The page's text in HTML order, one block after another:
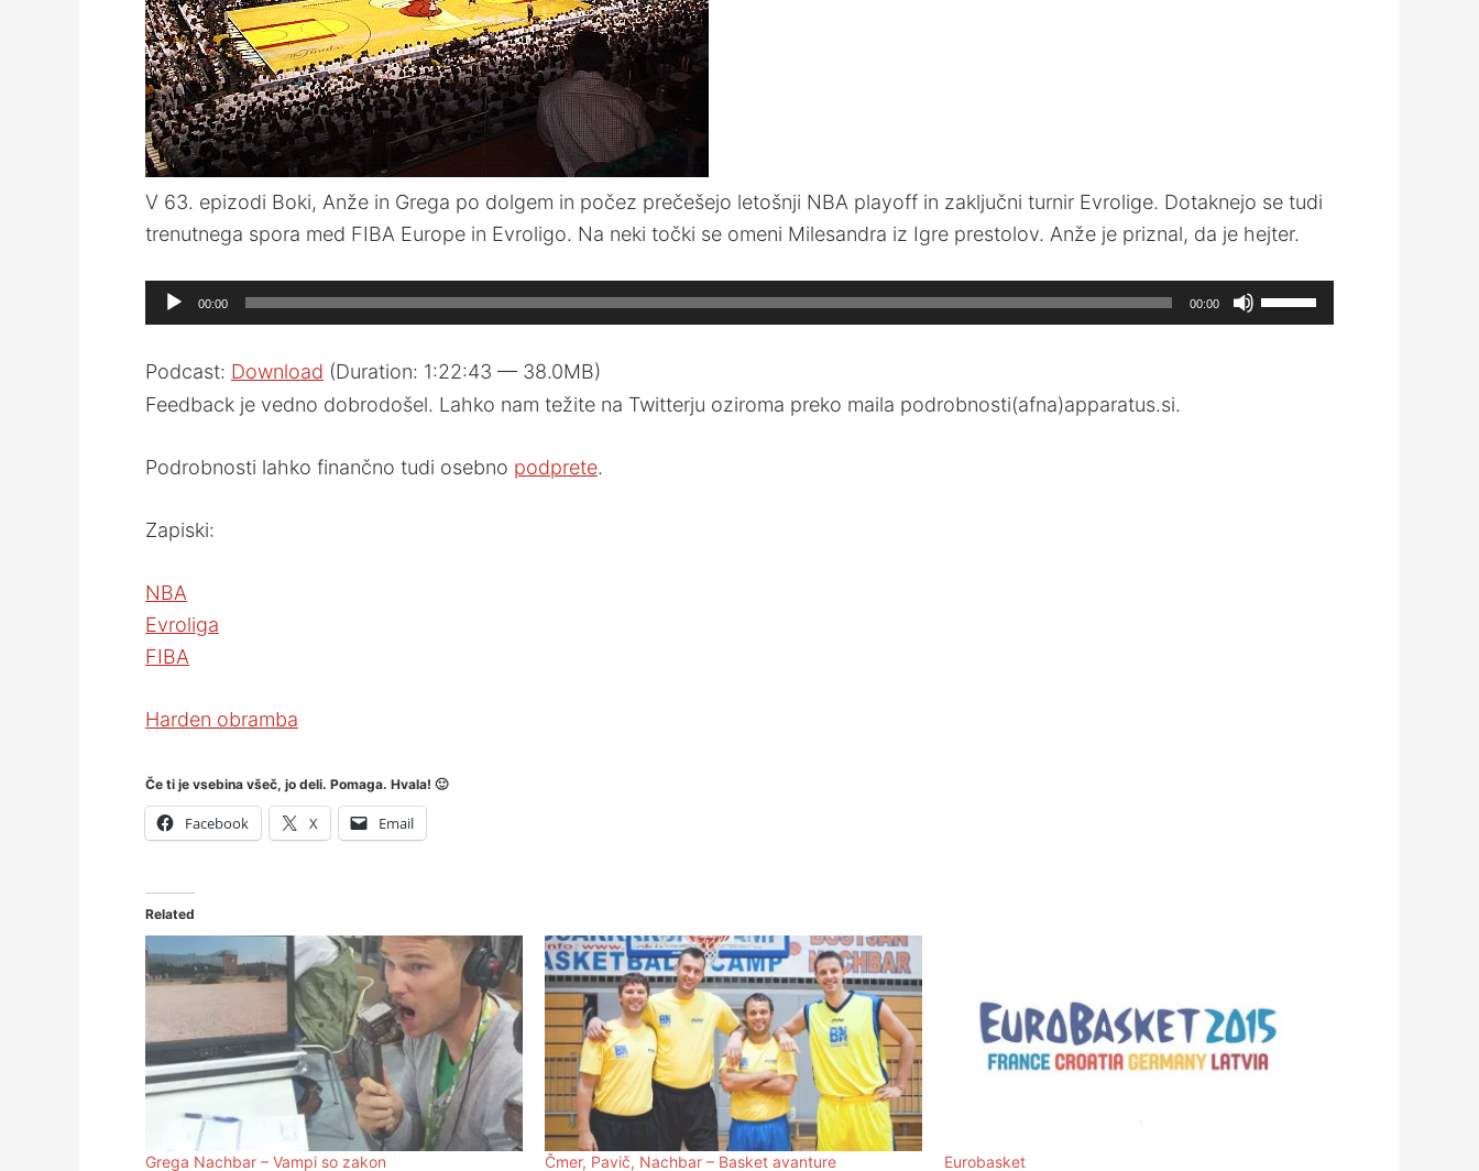
V 63. epizodi Boki, Anže in Grega po dolgem in počez prečešejo letošnji NBA playoff in zaključni turnir Evrolige. Dotaknejo se tudi
trenutnega spora med FIBA Europe in Evroligo. Na neki točki se omeni Milesandra iz Igre prestolov. Anže je priznal, da je hejter.
Audio
Player
00:00 00:00
Use
Up/Down
Podcast: Download (Duration: 1:22:43 — 38.0MB)
Feedback je vedno dobrodošel. Lahko nam težite na Twitterju oziroma preko maila podrobnosti(afna)apparatus.si.
Podrobnosti lahko finančno tudi osebno podprete.
Zapiski:
NBA
Evroliga
FIBA
Harden obramba
Če ti je vsebina všeč, jo deli. Pomaga. Hvala! 🙂
Facebook X Email
Related
Grega Nachbar – Vampi so zakon Čmer, Pavič, Nachbar – Basket avanture Eurobasket